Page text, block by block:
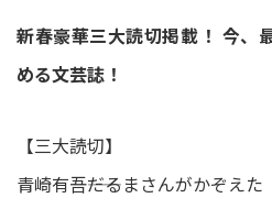
新春豪華三大読切掲載！ 今、
める文芸誌！
【三大読切】
青崎有吾――だるまさんがかぞえ